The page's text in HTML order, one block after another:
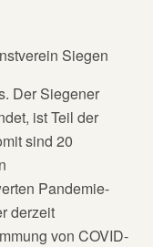
Siegen
Der Siegener
ist Teil der
sind 20
Pandemie-
derzeit
von COVID-